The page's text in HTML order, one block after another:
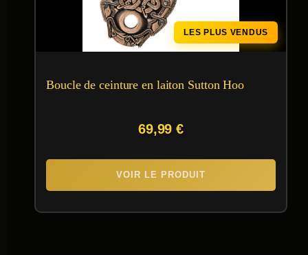
LES PLUS VENDUS
Boucle de ceinture en laiton Sutton Hoo
69,99€
VOIR LE PRODUIT